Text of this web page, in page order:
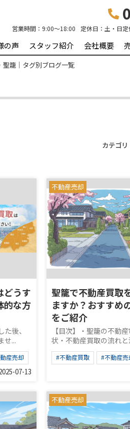
営業時間： 9:00～18:00 定休日： 土・日定
の声 スタッフ紹介 会社概要
聖籠｜タグ別ブログ一覧
カテゴリ
どうす
的な方
後、
せ...
産売却
07-13
不動産売却
聖籠で不動産買取
ますか？おすすめ
をご紹介
【目次】・聖籠の不動
状・不動産買取の流れと
#不動産買取 #不動産売
不動産売却